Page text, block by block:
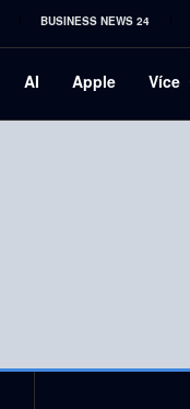
BUSINESS NEWS 24
AI Apple Více